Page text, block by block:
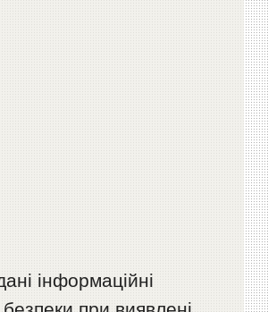
інформаційні